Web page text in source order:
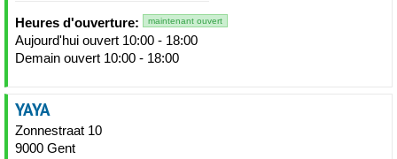
Heures d'ouverture: maintenant ouvert
Aujourd'hui ouvert 10:00 - 18:00
Demain ouvert 10:00 - 18:00
YAYA
Zonnestraat 10
9000 Gent